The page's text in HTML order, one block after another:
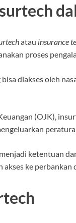
atau insurance
proses
diakses oleh
(OJK),
ketentuan
akses ke